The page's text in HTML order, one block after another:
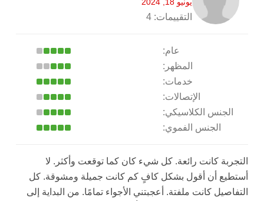
يونيو 18, 2024
التقييمات: 4
عام:
المظهر:
خدمات:
الإتصالات:
الجنس الكلاسيكي:
الجنس الفموي:
التجربة كانت رائعة. كل شيء كان كما توقعت وأكثر. لا
أستطيع أن أقول بشكل كافٍ كم كانت جميلة ومشوقة. كل
التفاصيل كانت ملفتة. أعجبتني الأجواء تمامًا. من البداية إلى